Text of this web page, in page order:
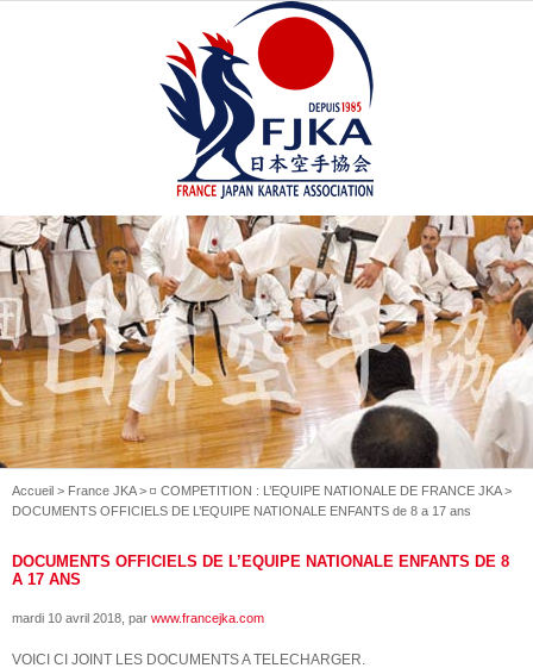
Accueil > France JKA> ◽️ COMPETITION : L’EQUIPE NATIONALE DE FRANCE JKA>
DOCUMENTS OFFICIELS DE L’EQUIPE NATIONALE ENFANTS de 8 a 17 ans
DOCUMENTS OFFICIELS DE L’EQUIPE NATIONALE ENFANTS DE 8
A 17 ANS
mardi 10 avril 2018 , par www.francejka.com
VOICI CI JOINT LES DOCUMENTS A TELECHARGER.